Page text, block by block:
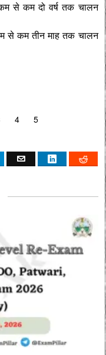
से कम दो वर्ष तक चालन
से कम तीन माह तक चालन
4 5